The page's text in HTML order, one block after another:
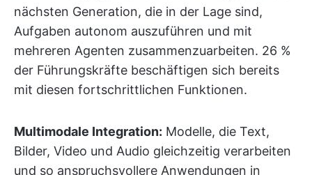
nächsten Generation, die in der Lage sind,
Aufgaben autonom auszuführen und mit
mehreren Agenten zusammenzuarbeiten. 26 %
der Führungskräfte beschäftigen sich bereits
mit diesen fortschrittlichen Funktionen.
Multimodale Integration: Modelle, die Text,
Bilder, Video und Audio gleichzeitig verarbeiten
und so anspruchsvollere Anwendungen in